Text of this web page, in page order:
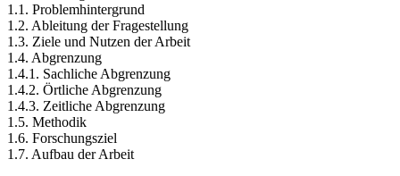
1. Einführung
1.1. Problemhintergrund
1.2. Ableitung der Fragestellung
1.3. Ziele und Nutzen der Arbeit
1.4. Abgrenzung
1.4.1. Sachliche Abgrenzung
1.4.2. Örtliche Abgrenzung
1.4.3. Zeitliche Abgrenzung
1.5. Methodik
1.6. Forschungsziel